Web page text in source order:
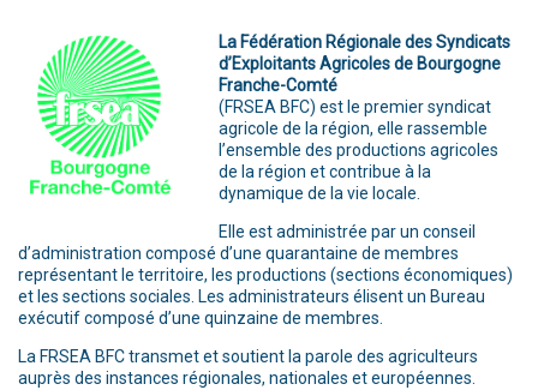
La Fédération Régionale des Syndicats
d’Exploitants Agricoles de Bourgogne
Franche-Comté
(FRSEA BFC) est le premier syndicat
agricole de la région, elle rassemble
l’ensemble des productions agricoles
de la région et contribue à la
dynamique de la vie locale.
Elle est administrée par un conseil
d’administration composé d’une quarantaine de membres
représentant le territoire, les productions (sections économiques)
et les sections sociales. Les administrateurs élisent un Bureau
exécutif composé d’une quinzaine de membres.
La FRSEA BFC transmet et soutient la parole des agriculteurs
auprès des instances régionales, nationales et européennes.